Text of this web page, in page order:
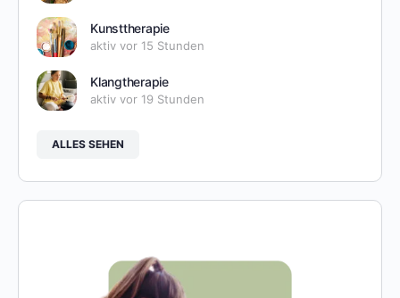
Kunsttherapie
aktiv vor 15 Stunden
Klangtherapie
aktiv vor 19 Stunden
ALLES SEHEN